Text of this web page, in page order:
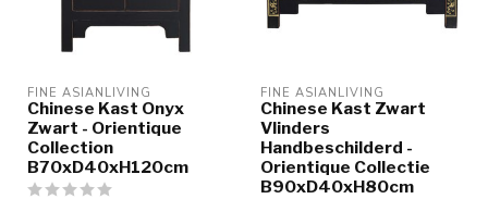
FINE ASIANLIVING
Chinese Kast Onyx
Zwart - Orientique
Collection
B70xD40xH120cm
FINE ASIANLIVING
Chinese Kast Zwart
Vlinders
Handbeschilderd -
Orientique Collectie
B90xD40xH80cm